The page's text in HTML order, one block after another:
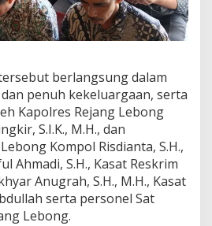
berlangsung dalam
penuh kekeluargaan, serta
Kapolres Rejang Lebong
S.I.K., M.H., dan
Kompol Risdianta, S.H.,
Ahmadi, S.H., Kasat Reskrim
Anugrah, S.H., M.H., Kasat
serta personel Sat
Lebong.